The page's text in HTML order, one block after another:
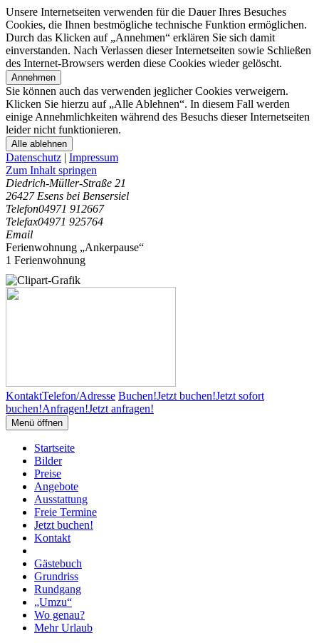
Unsere Internetseiten verwenden für die Dauer Ihres Besuches
Cookies, die Ihnen bestmögliche technische Funktion ermöglichen.
Durch das Klicken auf „Annehmen“ erklären Sie sich damit
einverstanden. Nach Verlassen dieser Internetseiten sowie Schließen
des Internet-Browsers werden diese Cookies wieder gelöscht.
Annehmen
Sie können auch das verwenden jeglicher Cookies verweigern.
Klicken Sie hierzu auf „Alle Ablehnen“. In diesem Fall werden
einige Annehmlichkeiten während des Besuchs dieser Internetseiten
leider nicht funktionieren.
Alle ablehnen
Datenschutz | Impressum
Zum Inhalt springen
Diedrich-Müller-Straße 21
26427 Esens bei Bensersiel
Telefon04971 912667
Telefax04971 925764
Email
Ferienwohnung „Ankerpause“
1 Ferienwohnung
KontaktTelefon/Adresse Buchen!Jetzt buchen!Jetzt sofort
buchen!Anfragen!Jetzt anfragen!
Menü öffnen
Startseite
Bilder
Preise
Angebote
Ausstattung
Freie Termine
Jetzt buchen!
Kontakt
Gästebuch
Grundriss
Rundgang
„Umzu“
Wo genau?
Mehr Urlaub